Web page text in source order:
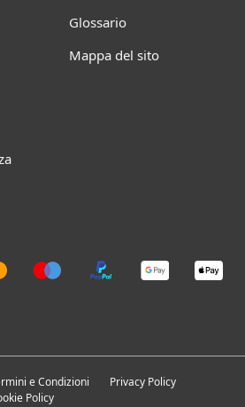
Glossario
Mappa del sito
e Condizioni
Privacy Policy
Policy